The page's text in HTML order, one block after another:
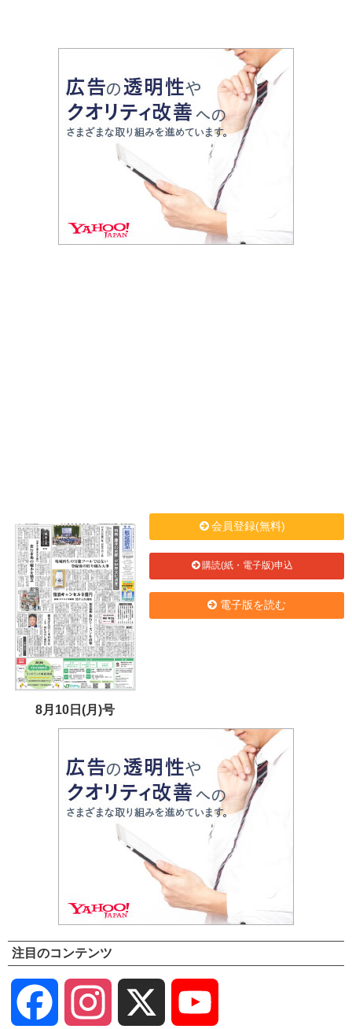
8月10日(月)号
会員登録(無料)
購読(紙・電子版)申込
電子版を読む
注目のコンテンツ
Facebook Instagram